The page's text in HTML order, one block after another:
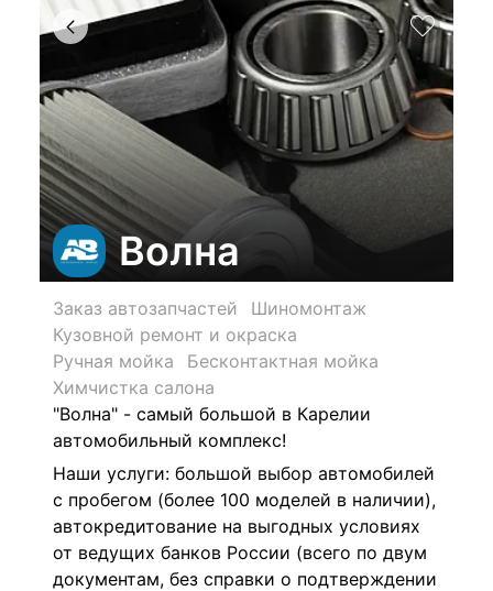
Волна
Заказ автозапчастей
Шиномонтаж
Кузовной ремонт и окраска
Ручная мойка
Бесконтактная мойка
Химчистка салона
"Волна" - самый большой в Карелии
автомобильный комплекс!
Наши услуги: большой выбор автомобилей
с пробегом (более 100 моделей в наличии),
автокредитование на выгодных условиях
от ведущих банков России (всего по двум
документам, без справки о подтверждении